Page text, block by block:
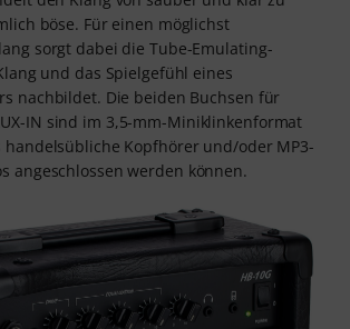
böse. Für einen möglichst
sorgt dabei die Tube-Emulating-
und das Spielgefühl eines
nachbildet. Die beiden Buchsen für
IN sind im 3,5-mm-Miniklinkenformat
handelsübliche Kopfhörer und/oder MP3-
angeschlossen werden können.